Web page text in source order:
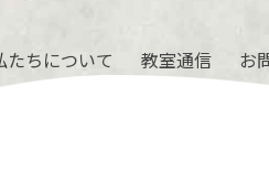
たちについて 教室通信 お